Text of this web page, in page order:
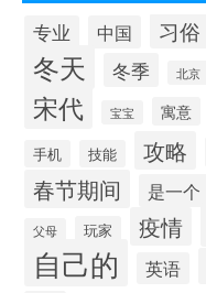
专业 中国 习俗
冬天 冬季 北京
宋代 宝宝 寓意
手机 技能 攻略
春节期间 是一个
父母 玩家 疫情
自己的 英语